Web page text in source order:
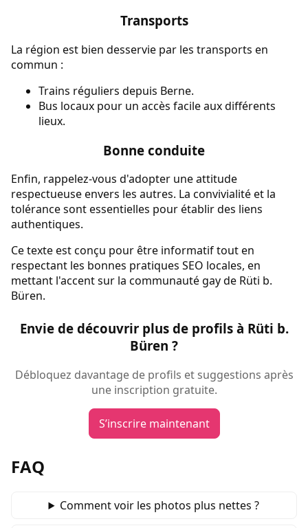
Transports
La région est bien desservie par les transports en
commun :
Trains réguliers depuis Berne.
Bus locaux pour un accès facile aux différents
lieux.
Bonne conduite
Enfin, rappelez-vous d'adopter une attitude
respectueuse envers les autres. La convivialité et la
tolérance sont essentielles pour établir des liens
authentiques.
Ce texte est conçu pour être informatif tout en
respectant les bonnes pratiques SEO locales, en
mettant l'accent sur la communauté gay de Rüti b.
Büren.
Envie de découvrir plus de profils à Rüti b.
Büren ?
Débloquez davantage de profils et suggestions après
une inscription gratuite.
S’inscrire maintenant
FAQ
Comment voir les photos plus nettes ?